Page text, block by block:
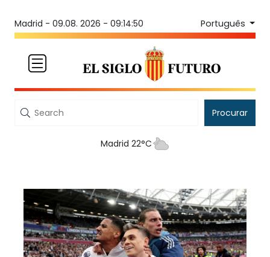
Madrid - 09.08. 2026 - 09:14:50 Português
Procurar
Madrid 22°C